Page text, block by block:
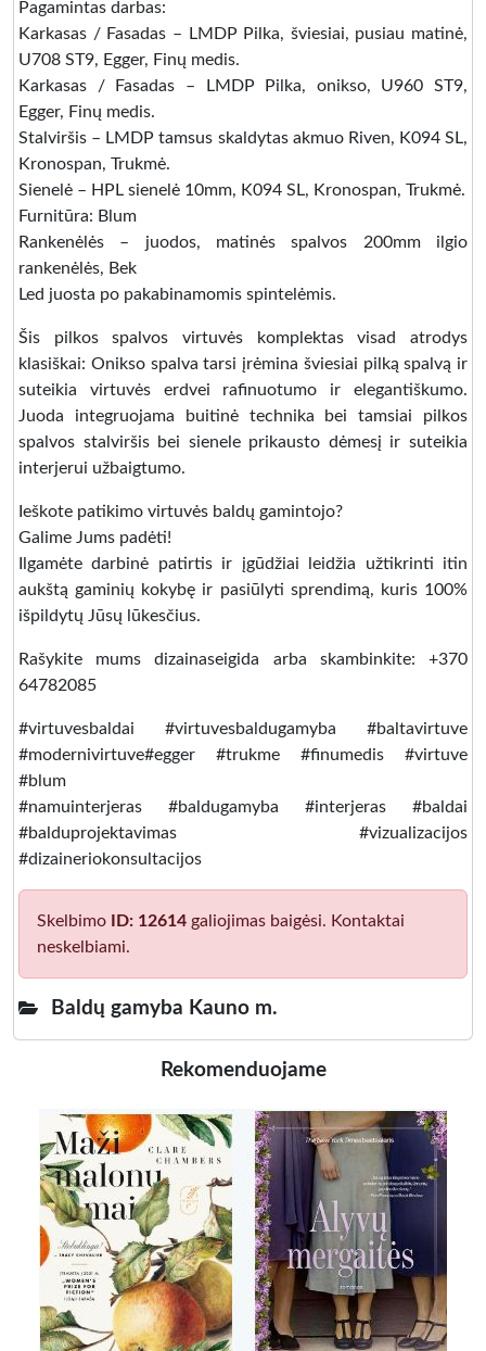
Pagamintas darbas:
Karkasas / Fasadas – LMDP Pilka, šviesiai, pusiau matinė,
U708 ST9, Egger, Finų medis.
Karkasas / Fasadas – LMDP Pilka, onikso, U960 ST9,
Egger, Finų medis.
Stalviršis – LMDP tamsus skaldytas akmuo Riven, K094 SL,
Kronospan, Trukmė.
Sienelė – HPL sienelė 10mm, K094 SL, Kronospan, Trukmė.
Furnitūra: Blum
Rankenėlės – juodos, matinės spalvos 200mm ilgio
rankenėlės, Bek
Led juosta po pakabinamomis spintelėmis.
Šis pilkos spalvos virtuvės komplektas visad atrodys
klasiškai: Onikso spalva tarsi įrėmina šviesiai pilką spalvą ir
suteikia virtuvės erdvei rafinuotumo ir elegantiškumo.
Juoda integruojama buitinė technika bei tamsiai pilkos
spalvos stalviršis bei sienele prikausto dėmesį ir suteikia
interjerui užbaigtumo.
Ieškote patikimo virtuvės baldų gamintojo?
Galime Jums padėti!
Ilgamėte darbinė patirtis ir įgūdžiai leidžia užtikrinti itin
aukštą gaminių kokybę ir pasiūlyti sprendimą, kuris 100%
išpildytų Jūsų lūkesčius.
Rašykite mums dizainaseigida arba skambinkite: +370
64782085
#virtuvesbaldai #virtuvesbaldugamyba #baltavirtuve
#modernivirtuve#egger #trukme #finumedis #virtuve
#blum
#namuinterjeras #baldugamyba #interjeras #baldai
#balduprojektavimas #vizualizacijos
#dizaineriokonsultacijos
Skelbimo ID: 12614 galiojimas baigėsi. Kontaktai
neskelbiami.
Baldų gamyba Kauno m.
Rekomenduojame